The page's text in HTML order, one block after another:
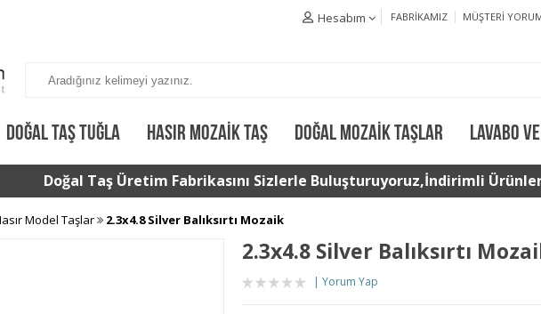
FABRIKAMIZ MÜŞTERI
Hesabım
DOĞAL TAŞ TUĞLA HASIR MOZAIK TAŞ DOĞAL MOZAIK TAŞLAR LAVABO
Doğal Taş Üretim Fabrikasını Sizlerle Buluşturuyoruz,İndirimli Ürünler
Model Taşlar 2.3x4.8 Silver Balıksırtı Mozaik
2.3x4.8 Silver Balıksırtı
Yorum Yap